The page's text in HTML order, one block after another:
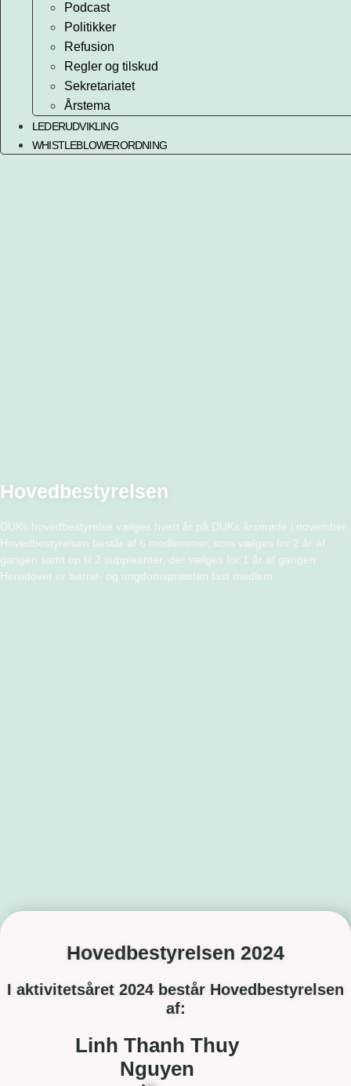
Podcast
Politikker
Refusion
Regler og tilskud
Sekretariatet
Årstema
LEDERUDVIKLING
WHISTLEBLOWERORDNING
Hovedbestyrelsen
DUKs hovedbestyrelse vælges hvert år på DUKs årsmøde i november.
Hovedbestyrelsen består af 6 medlemmer, som vælges for 2 år af
gangen samt op til 2 suppleanter, der vælges for 1 år af gangen.
Herudover er børne- og ungdomspræsten fast medlem.
Hovedbestyrelsen 2024
I aktivitetsåret 2024 består Hovedbestyrelsen
af:
Linh Thanh Thuy
Nguyen